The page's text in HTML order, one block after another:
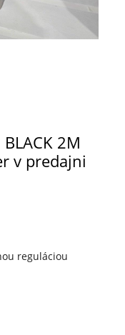
BLACK 2M
v predajni
reguláciou